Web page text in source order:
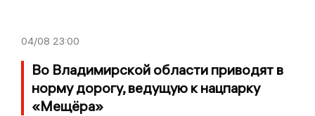
04/08 23:00
Во Владимирской области приводят в
норму дорогу, ведущую к нацпарку
«Мещёра»